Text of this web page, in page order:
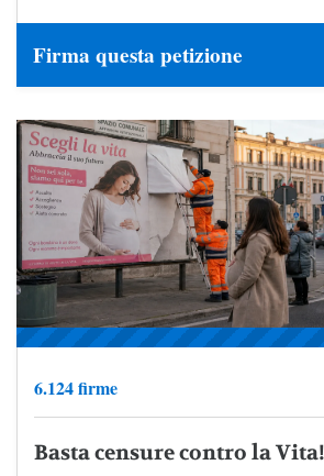
Firma questa petizione
6.124 firme
Basta censure contro la Vita!